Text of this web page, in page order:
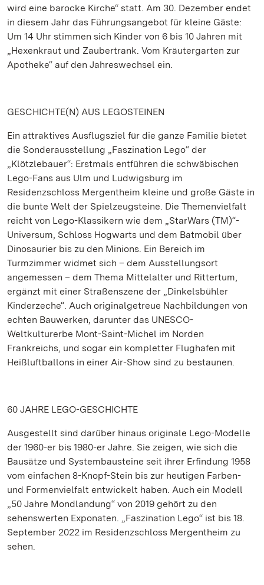
wird eine barocke Kirche“ statt. Am 30. Dezember endet
in diesem Jahr das Führungsangebot für kleine Gäste:
Um 14 Uhr stimmen sich Kinder von 6 bis 10 Jahren mit
„Hexenkraut und Zaubertrank. Vom Kräutergarten zur
Apotheke“ auf den Jahreswechsel ein.
GESCHICHTE(N) AUS LEGOSTEINEN
Ein attraktives Ausflugsziel für die ganze Familie bietet
die Sonderausstellung „Faszination Lego“ der
„Klötzlebauer“: Erstmals entführen die schwäbischen
Lego-Fans aus Ulm und Ludwigsburg im
Residenzschloss Mergentheim kleine und große Gäste in
die bunte Welt der Spielzeugsteine. Die Themenvielfalt
reicht von Lego-Klassikern wie dem „StarWars (TM)“-
Universum, Schloss Hogwarts und dem Batmobil über
Dinosaurier bis zu den Minions. Ein Bereich im
Turmzimmer widmet sich – dem Ausstellungsort
angemessen – dem Thema Mittelalter und Rittertum,
ergänzt mit einer Straßenszene der „Dinkelsbühler
Kinderzeche“. Auch originalgetreue Nachbildungen von
echten Bauwerken, darunter das UNESCO-
Weltkulturerbe Mont-Saint-Michel im Norden
Frankreichs, und sogar ein kompletter Flughafen mit
Heißluftballons in einer Air-Show sind zu bestaunen.
60 JAHRE LEGO-GESCHICHTE
Ausgestellt sind darüber hinaus originale Lego-Modelle
der 1960-er bis 1980-er Jahre. Sie zeigen, wie sich die
Bausätze und Systembausteine seit ihrer Erfindung 1958
vom einfachen 8-Knopf-Stein bis zur heutigen Farben-
und Formenvielfalt entwickelt haben. Auch ein Modell
„50 Jahre Mondlandung“ von 2019 gehört zu den
sehenswerten Exponaten. „Faszination Lego“ ist bis 18.
September 2022 im Residenzschloss Mergentheim zu
sehen.